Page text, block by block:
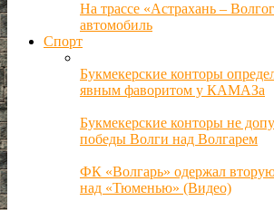
На трассе «Астрахань –
автомобиль
Спорт
Букмекерские конторы
явным фаворитом у КАМАЗа
Букмекерские конторы не
победы Волги над Волгарем
ФК «Волгарь» одержал
над «Тюменью» (Видео)